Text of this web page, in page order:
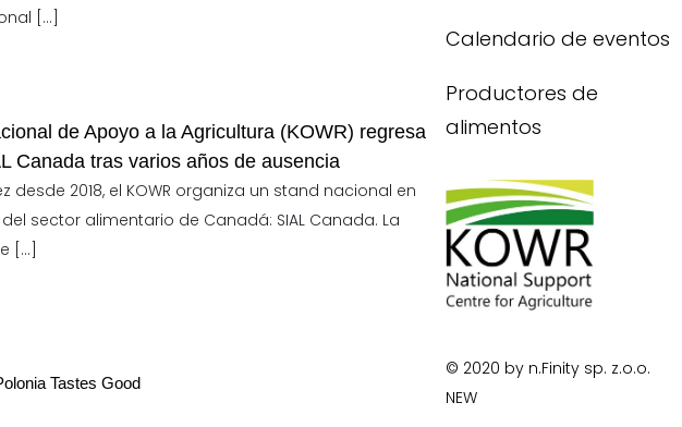
[…]
de Apoyo a la Agricultura (KOWR) regresa
Canada tras varios años de ausencia
desde 2018, el KOWR organiza un stand nacional en
sector alimentario de Canadá: SIAL Canada. La
[…]
Calendario de eventos
Productores de
alimentos
Tastes Good
© 2020 by n.Finity sp. z.o.o.
NEW